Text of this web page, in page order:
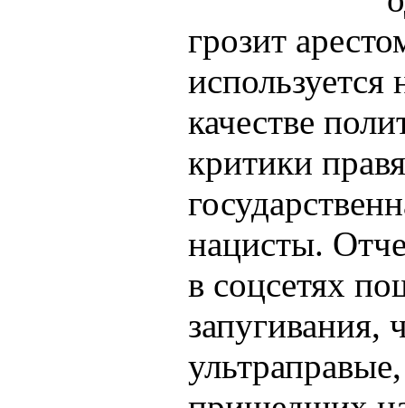
грозит
качестве
критики
нацисты.
в соцсетях
запугивания,